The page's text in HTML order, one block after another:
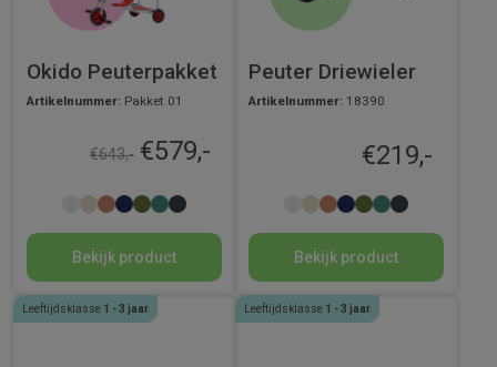
Okido Peuterpakket
Artikelnummer: Pakket 01
€643,- €579,-
Bekijk product
Peuter Driewieler
Artikelnummer: 18390
€219,-
Bekijk product
Leeftijdsklasse 1 - 3 jaar Leeftijdsklasse 1 - 3 jaar